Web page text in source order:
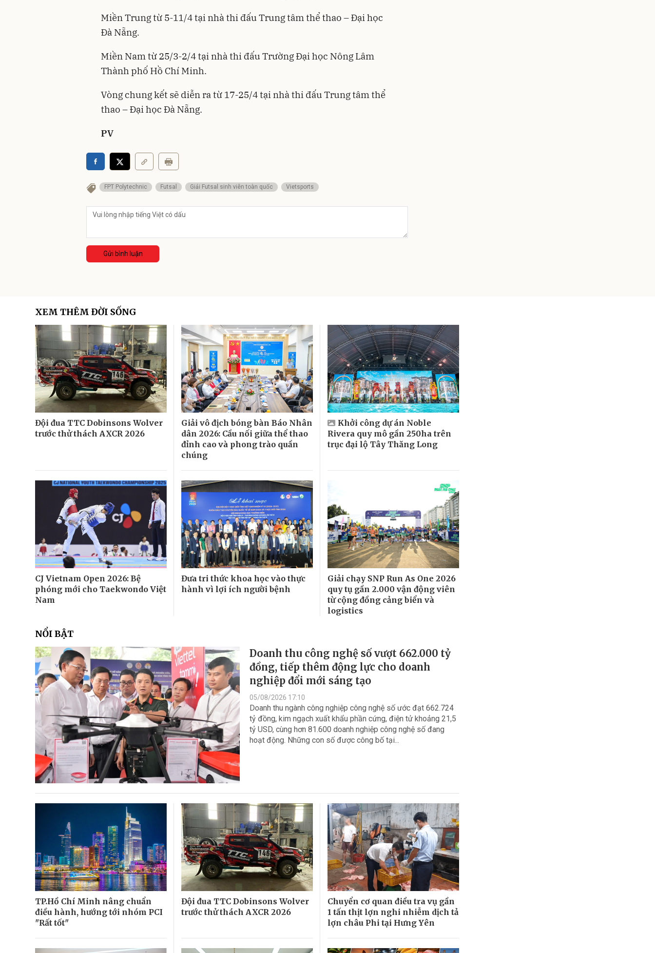
Miền Trung từ 5-11/4 tại nhà thi đấu Trung tâm thể thao – Đại học
Đà Nẵng.
Miền Nam từ 25/3-2/4 tại nhà thi đấu Trường Đại học Nông Lâm
Thành phố Hồ Chí Minh.
Vòng chung kết sẽ diễn ra từ 17-25/4 tại nhà thi đấu Trung tâm thể
thao – Đại học Đà Nẵng.
PV
FPT Polytechnic Futsal Giải Futsal sinh viên toàn quốc Vietsports
Gửi bình luận
XEM THÊM ĐỜI SỐNG
Đội đua TTC Dobinsons Wolver
trước thử thách AXCR 2026
Giải vô địch bóng bàn Báo Nhân
dân 2026: Cầu nối giữa thể thao
đỉnh cao và phong trào quần
chúng
Khởi công dự án Noble
Rivera quy mô gần 250ha trên
trục đại lộ Tây Thăng Long
CJ Vietnam Open 2026: Bệ
phóng mới cho Taekwondo Việt
Nam
Đưa tri thức khoa học vào thực
hành vì lợi ích người bệnh
Giải chạy SNP Run As One 2026
quy tụ gần 2.000 vận động viên
từ cộng đồng cảng biển và
logistics
NỔI BẬT
Doanh thu công nghệ số vượt 662.000 tỷ
đồng, tiếp thêm động lực cho doanh
nghiệp đổi mới sáng tạo
05/08/2026 17:10
Doanh thu ngành công nghiệp công nghệ số ước đạt 662.724
tỷ đồng, kim ngạch xuất khẩu phần cứng, điện tử khoảng 21,5
tỷ USD, cùng hơn 81.600 doanh nghiệp công nghệ số đang
hoạt động. Những con số được công bố tại...
TP.Hồ Chí Minh nâng chuẩn
điều hành, hướng tới nhóm PCI
"Rất tốt"
Đội đua TTC Dobinsons Wolver
trước thử thách AXCR 2026
Chuyển cơ quan điều tra vụ gần
1 tấn thịt lợn nghi nhiễm dịch tả
lợn châu Phi tại Hưng Yên